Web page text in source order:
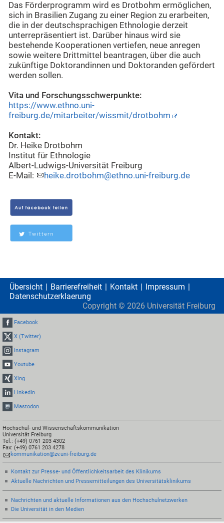
Das Förderprogramm wird es Drotbohm ermöglichen,
sich in Brasilien Zugang zu einer Region zu erarbeiten,
die in der deutschsprachigen Ethnologie derzeit
unterrepräsentiert ist. Darüber hinaus wird sie
bestehende Kooperationen vertiefen, neue anregen
sowie weitere Drittmittel beantragen, über die auch
zukünftige Doktorandinnen und Doktoranden gefördert
werden sollen.
Vita und Forschungsschwerpunkte:
https://www.ethno.uni-
freiburg.de/mitarbeiter/wissmit/drotbohm
Kontakt:
Dr. Heike Drotbohm
Institut für Ethnologie
Albert-Ludwigs-Universität Freiburg
E-Mail:
heike.drotbohm@ethno.uni-freiburg.de
Übersicht Barrierefreiheit Kontakt
Impressum
Datenschutzerklaerung
Copyright © 2026 Universität Freiburg
Facebook
X (Twitter)
Instagram
Youtube
Xing
LinkedIn
Mastodon
Hochschul- und Wissenschaftskommunikation
Universität Freiburg
Tel.: (+49) 0761 203 4302
Fax: (+49) 0761 203 4278
kommunikation@zv.uni-freiburg.de
Kontakt zur Presse- und Öffentlichkeitsarbeit des Klinikums
Aktuelle Nachrichten und Pressemitteilungen des Universitätsklinikums
Nachrichten und aktuelle Informationen aus den Hochschulnetzwerken
Die Universität in den Medien